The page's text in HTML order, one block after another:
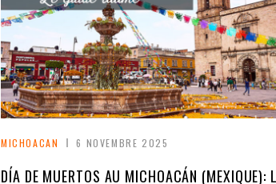
MICHOACAN 6 NOVEMBRE 2025
DÍA DE MUERTOS AU MICHOACÁN (MEXIQUE):